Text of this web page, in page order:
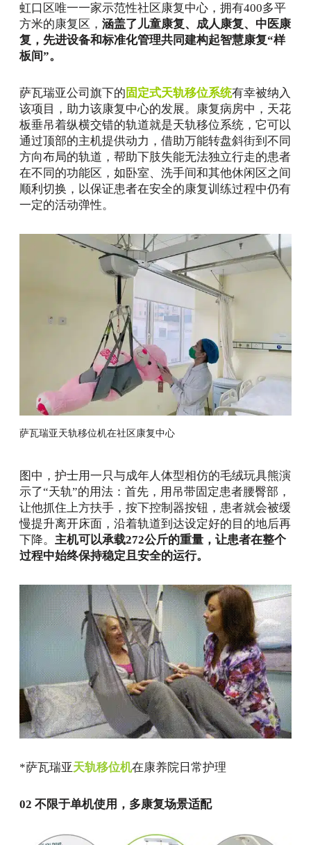
虹口区唯一一家示范性社区康复中心，拥有400多平
方米的康复区， 涵盖了儿童康复、成人康复、中医康
复，先进设备和标准化管理共同建构起智慧康复“样
板间”。
萨瓦瑞亚公司旗下的 固定式天轨移位系统有幸被纳入
该项目，助力该康复中心的发展。康复病房中，天花
板垂吊着纵横交错的轨道就是天轨移位系统，它可以
通过顶部的主机提供动力，借助万能转盘斜街到不同
方向布局的轨道，帮助下肢失能无法独立行走的患者
在不同的功能区，如卧室、洗手间和其他休闲区之间
顺利切换，以保证患者在安全的康复训练过程中仍有
一定的活动弹性。
萨瓦瑞亚天轨移位机在社区康复中心
图中，护士用一只与成年人体型相仿的毛绒玩具熊演
示了“天轨”的用法：首先，用吊带固定患者腰臀部，
让他抓住上方扶手，按下控制器按钮，患者就会被缓
慢提升离开床面，沿着轨道到达设定好的目的地后再
下降。 主机可以承载272公斤的重量，让患者在整个
过程中始终保持稳定且安全的运行。
*萨瓦瑞亚天轨移位机在康养院日常护理
02 不限于单机使用，多康复场景适配